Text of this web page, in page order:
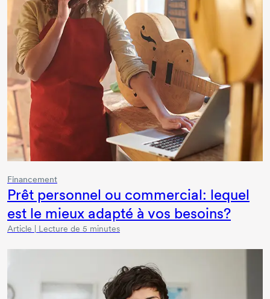
Financement
Prêt personnel ou commercial: lequel
est le mieux adapté à vos besoins?
Article | Lecture de 5 minutes